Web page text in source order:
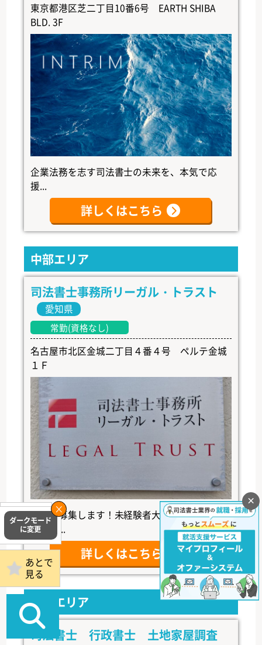
東京都港区芝二丁目10番6号 EARTH SHIBA
BLD. 3F
企業法務を志す司法書士の未来を、本気で応
援...
詳しくはこちら
中部エリア
司法書士事務所リーガル・トラスト
愛知県
常勤(資格なし)
名古屋市北区金城二丁目４番４号 ペルテ金城
１Ｆ
補助者募集します！未経験者大歓迎です！熱意
のある...
詳しくはこちら
近畿エリア
司法書士 行政書士 土地家屋調査
×
あとで
見る
掲載事務所
ログイン